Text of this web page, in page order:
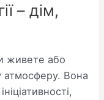
– дім,
живете або
атмосферу. Вона